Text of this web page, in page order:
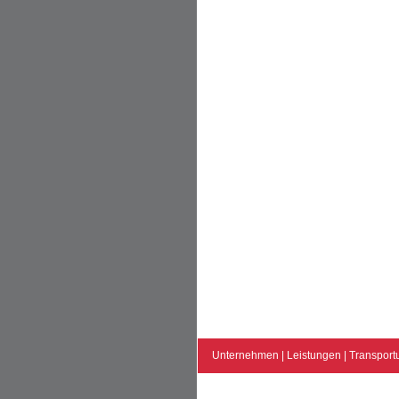
Unternehmen Leistungen